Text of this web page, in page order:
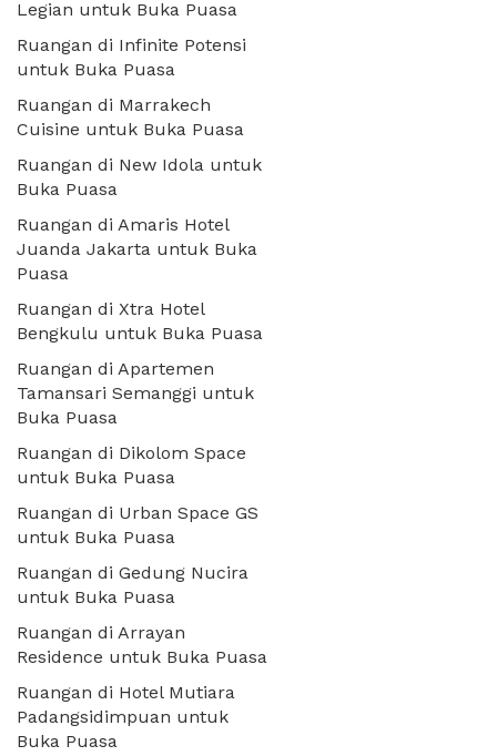
Legian untuk Buka Puasa
Ruangan di Infinite Potensi
untuk Buka Puasa
Ruangan di Marrakech
Cuisine untuk Buka Puasa
Ruangan di New Idola untuk
Buka Puasa
Ruangan di Amaris Hotel
Juanda Jakarta untuk Buka
Puasa
Ruangan di Xtra Hotel
Bengkulu untuk Buka Puasa
Ruangan di Apartemen
Tamansari Semanggi untuk
Buka Puasa
Ruangan di Dikolom Space
untuk Buka Puasa
Ruangan di Urban Space GS
untuk Buka Puasa
Ruangan di Gedung Nucira
untuk Buka Puasa
Ruangan di Arrayan
Residence untuk Buka Puasa
Ruangan di Hotel Mutiara
Padangsidimpuan untuk
Buka Puasa